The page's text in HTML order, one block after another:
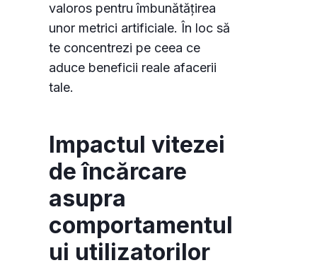
valoros pentru îmbunătățirea
unor metrici artificiale. În loc să
te concentrezi pe ceea ce
aduce beneficii reale afacerii
tale.
Impactul vitezei
de încărcare
asupra
comportamentul
ui utilizatorilor